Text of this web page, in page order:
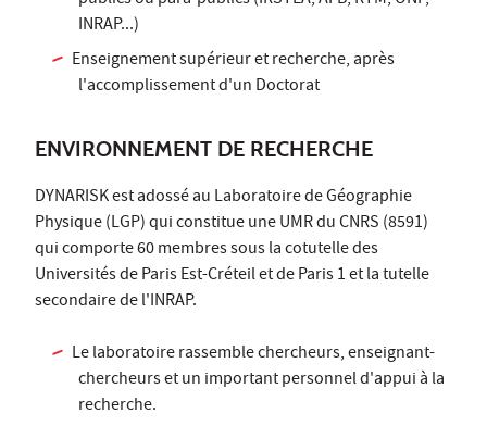
INRAP...)
Enseignement supérieur et recherche, après
l'accomplissement d'un Doctorat
ENVIRONNEMENT DE RECHERCHE
DYNARISK est adossé au Laboratoire de Géographie
Physique (LGP) qui constitue une UMR du CNRS (8591)
qui comporte 60 membres sous la cotutelle des
Universités de Paris Est-Créteil et de Paris 1 et la tutelle
secondaire de l'INRAP.
Le laboratoire rassemble chercheurs, enseignant-
chercheurs et un important personnel d'appui à la
recherche.